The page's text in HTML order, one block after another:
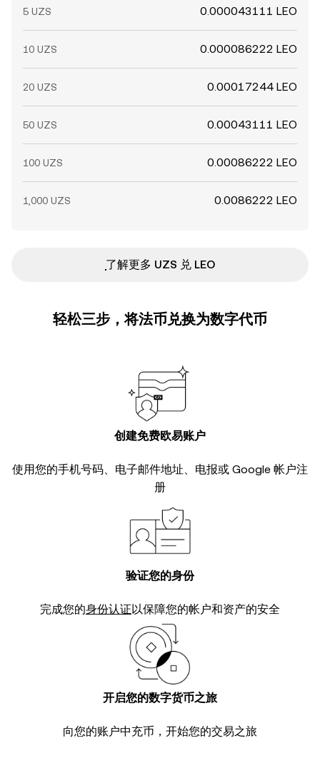
5 UZS 0.000043111 LEO
10 UZS 0.000086222 LEO
20 UZS 0.00017244 LEO
50 UZS 0.00043111 LEO
100 UZS 0.00086222 LEO
1,000 UZS 0.0086222 LEO
ִִִִִִִִִִִִִִִִִִִִִִִִִִִִִִִִִִִִִִִִִִִִִִִ了解更多 UZS 兑 LEO
轻松三步，将法币兑换为数字代币
创建免费欧易账户
使用您的手机号码、电子邮件地址、电报或 Google 帐户注
册
验证您的身份
完成您的身份认证以保障您的帐户和资产的安全
开启您的数字货币之旅
向您的账户中充币，开始您的交易之旅